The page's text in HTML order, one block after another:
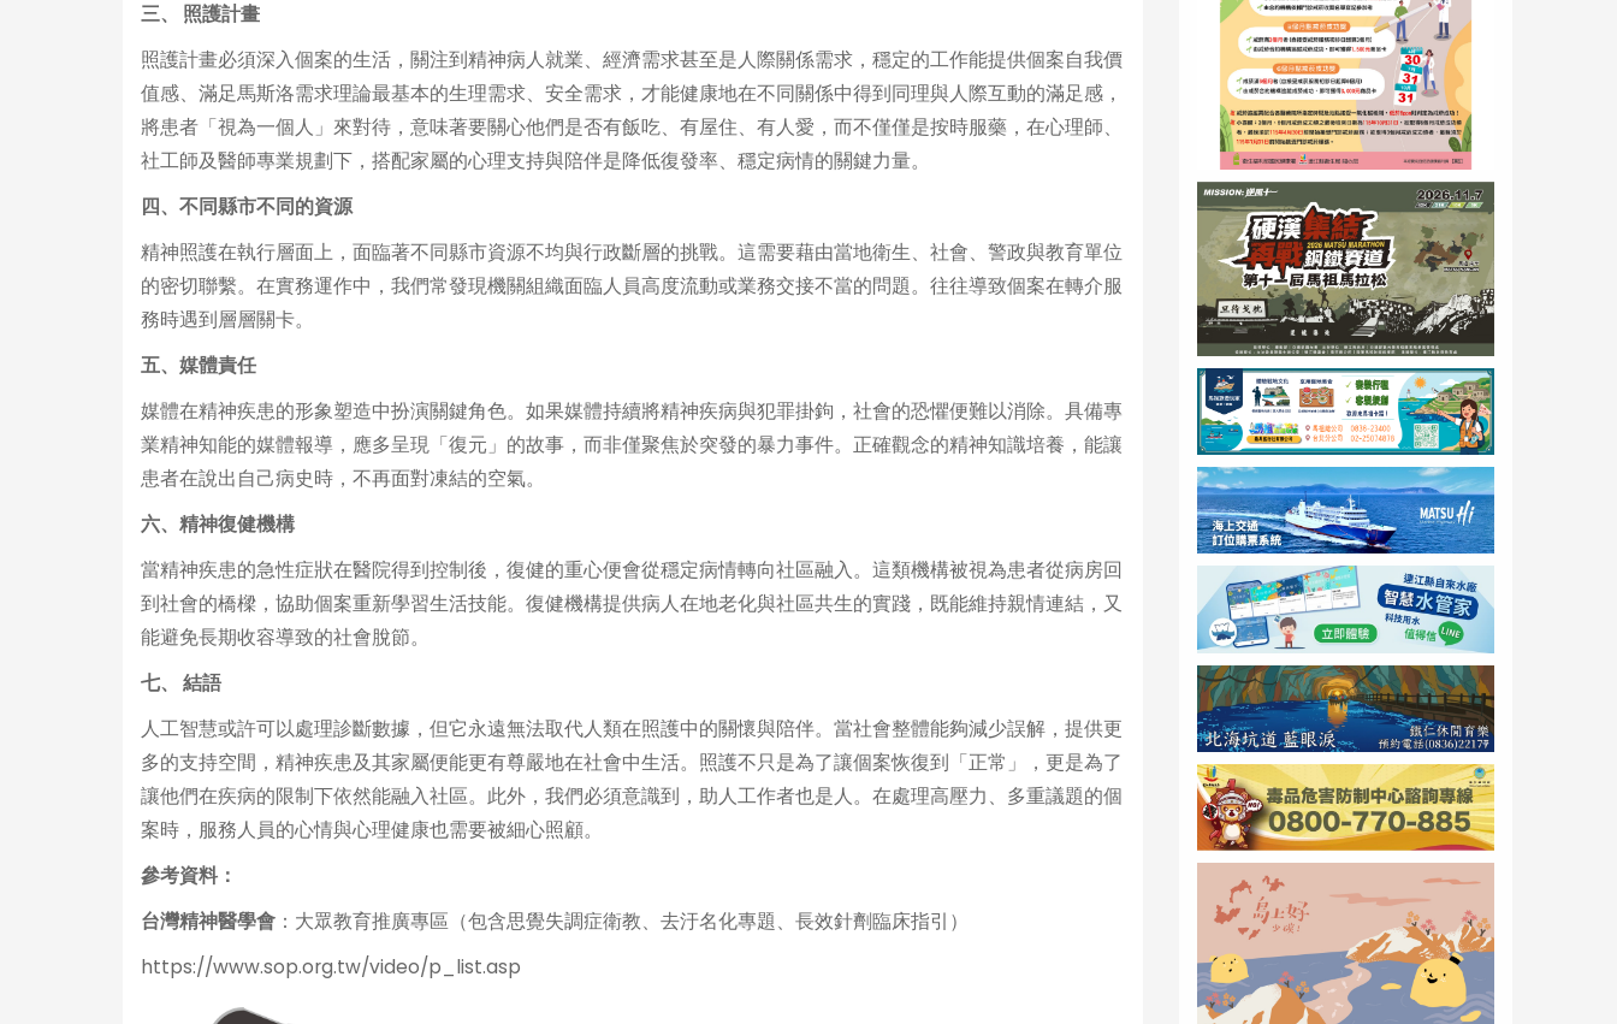
三、 照護計畫
照護計畫必須深入個案的生活，關注到精神病人就業、經濟需求甚至是人際關係需求，穩定的工作能提供個案自我價
值感、滿足馬斯洛需求理論最基本的生理需求、安全需求，才能健康地在不同關係中得到同理與人際互動的滿足感，
將患者「視為一個人」來對待，意味著要關心他們是否有飯吃、有屋住、有人愛，而不僅僅是按時服藥，在心理師、
社工師及醫師專業規劃下，搭配家屬的心理支持與陪伴是降低復發率、穩定病情的關鍵力量。
四、不同縣市不同的資源
精神照護在執行層面上，面臨著不同縣市資源不均與行政斷層的挑戰。這需要藉由當地衛生、社會、警政與教育單位
的密切聯繫。在實務運作中，我們常發現機關組織面臨人員高度流動或業務交接不當的問題。往往導致個案在轉介服
務時遇到層層關卡。
五、媒體責任
媒體在精神疾患的形象塑造中扮演關鍵角色。如果媒體持續將精神疾病與犯罪掛鉤，社會的恐懼便難以消除。具備專
業精神知能的媒體報導，應多呈現「復元」的故事，而非僅聚焦於突發的暴力事件。正確觀念的精神知識培養，能讓
患者在說出自己病史時，不再面對凍結的空氣。
六、精神復健機構
當精神疾患的急性症狀在醫院得到控制後，復健的重心便會從穩定病情轉向社區融入。這類機構被視為患者從病房回
到社會的橋樑，協助個案重新學習生活技能。復健機構提供病人在地老化與社區共生的實踐，既能維持親情連結，又
能避免長期收容導致的社會脫節。
七、 結語
人工智慧或許可以處理診斷數據，但它永遠無法取代人類在照護中的關懷與陪伴。當社會整體能夠減少誤解，提供更
多的支持空間，精神疾患及其家屬便能更有尊嚴地在社會中生活。照護不只是為了讓個案恢復到「正常」，更是為了
讓他們在疾病的限制下依然能融入社區。此外，我們必須意識到，助人工作者也是人。在處理高壓力、多重議題的個
案時，服務人員的心情與心理健康也需要被細心照顧。
參考資料：
台灣精神醫學會 ：大眾教育推廣專區（包含思覺失調症衛教、去汙名化專題、長效針劑臨床指引）
https://www.sop.org.tw/video/p_list.asp